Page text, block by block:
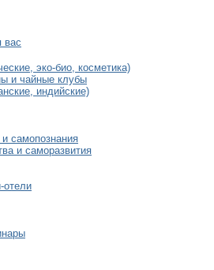
вас
эко-био, косметика)
и чайные клубы
индийские)
самопознания
и саморазвития
отели